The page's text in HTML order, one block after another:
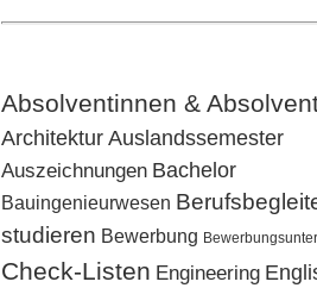
Absolventinnen &
Architektur Auslandssemester
Auszeichnungen Bachelor
Bauingenieurwesen
studieren Bewerbung
Check-Listen Engineering